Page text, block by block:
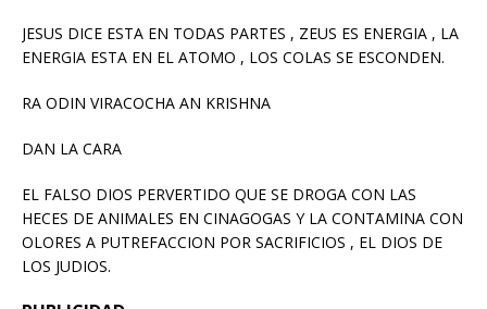
JESUS DICE ESTA EN TODAS PARTES , ZEUS ES ENERGIA , LA
ENERGIA ESTA EN EL ATOMO , LOS COLAS SE ESCONDEN.
RA ODIN VIRACOCHA AN KRISHNA
DAN LA CARA
EL FALSO DIOS PERVERTIDO QUE SE DROGA CON LAS
HECES DE ANIMALES EN CINAGOGAS Y LA CONTAMINA CON
OLORES A PUTREFACCION POR SACRIFICIOS , EL DIOS DE
LOS JUDIOS.